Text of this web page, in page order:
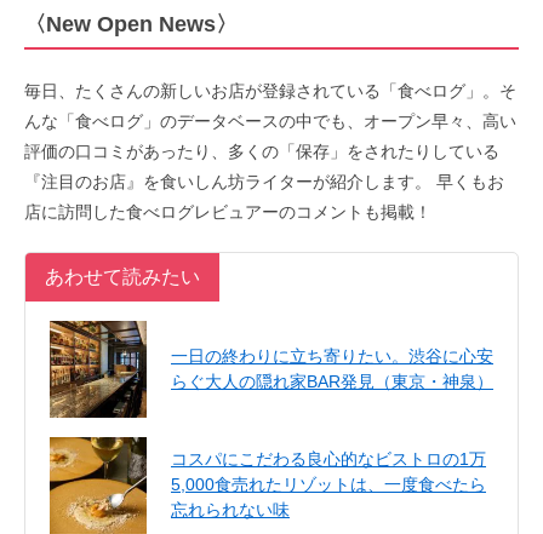
〈New Open News〉
毎日、たくさんの新しいお店が登録されている「食べログ」。そ
んな「食べログ」のデータベースの中でも、オープン早々、高い
評価の口コミがあったり、多くの「保存」をされたりしている
『注目のお店』を食いしん坊ライターが紹介します。 早くもお
店に訪問した食べログレビュアーのコメントも掲載！
あわせて読みたい
一日の終わりに立ち寄りたい。渋谷に心安
らぐ大人の隠れ家BAR発見（東京・神泉）
コスパにこだわる良心的なビストロの1万
5,000食売れたリゾットは、一度食べたら
忘れられない味